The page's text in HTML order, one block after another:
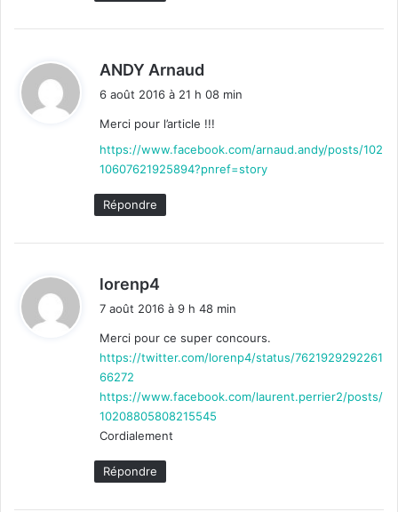
ANDY Arnaud
:
6 août 2016 à 21 h 08 min
Merci pour l’article !!!
https://www.facebook.com/arnaud.andy/posts/102
10607621925894?pnref=story
Répondre
lorenp4
:
7 août 2016 à 9 h 48 min
Merci pour ce super concours.
https://twitter.com/lorenp4/status/7621929292261
66272
https://www.facebook.com/laurent.perrier2/posts/
10208805808215545
Cordialement
Répondre